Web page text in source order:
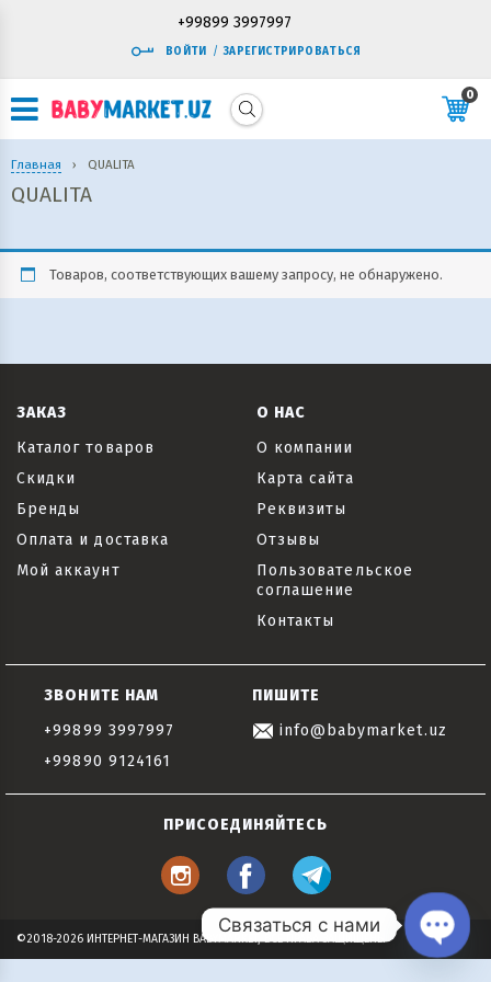
+99899 3997997
ВОЙТИ / ЗАРЕГИСТРИРОВАТЬСЯ
0
Главная › QUALITA
QUALITA
Товаров, соответствующих вашему запросу, не обнаружено.
ЗАКАЗ
Каталог товаров
Скидки
Бренды
Оплата и доставка
Мой аккаунт
О НАС
О компании
Карта сайта
Реквизиты
Отзывы
Пользовательское
соглашение
Контакты
ЗВОНИТЕ НАМ
+99899 3997997
+99890 9124161
ПИШИТЕ
info@babymarket.uz
ПРИСОЕДИНЯЙТЕСЬ
©2018-2026 ИНТЕРНЕТ-МАГАЗИН BABYMARKET, ВСЕ ПРАВА ЗАЩИЩЕНЫ
Связаться с нами
Open